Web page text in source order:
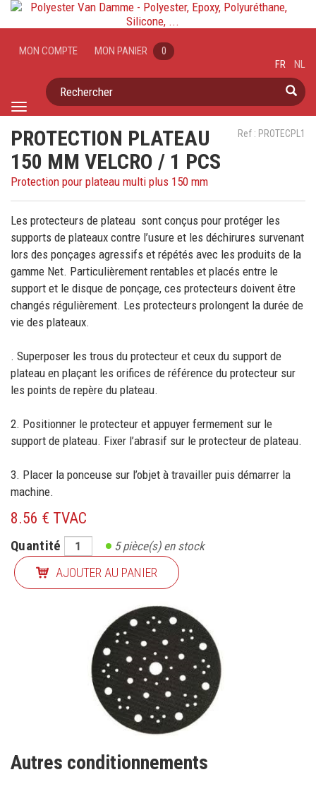
Toggle
MON COMPTE MON PANIER 0
Rechercher
FR NL
Ref : PROTECPL1
PROTECTION PLATEAU
150 MM VELCRO / 1 PCS
Protection pour plateau multi plus 150 mm
Les protecteurs de plateau sont conçus pour protéger les
supports de plateaux contre l’usure et les déchirures survenant
lors des ponçages agressifs et répétés avec les produits de la
gamme Net. Particulièrement rentables et placés entre le
support et le disque de ponçage, ces protecteurs doivent être
changés régulièrement. Les protecteurs prolongent la durée de
vie des plateaux.
. Superposer les trous du protecteur et ceux du support de
plateau en plaçant les orifices de référence du protecteur sur
les points de repère du plateau.
2. Positionner le protecteur et appuyer fermement sur le
support de plateau. Fixer l’abrasif sur le protecteur de plateau.
3. Placer la ponceuse sur l’objet à travailler puis démarrer la
machine.
8.56 € TVAC
Quantité 5pièce(s) en stock
AJOUTER AU PANIER
Autres conditionnements